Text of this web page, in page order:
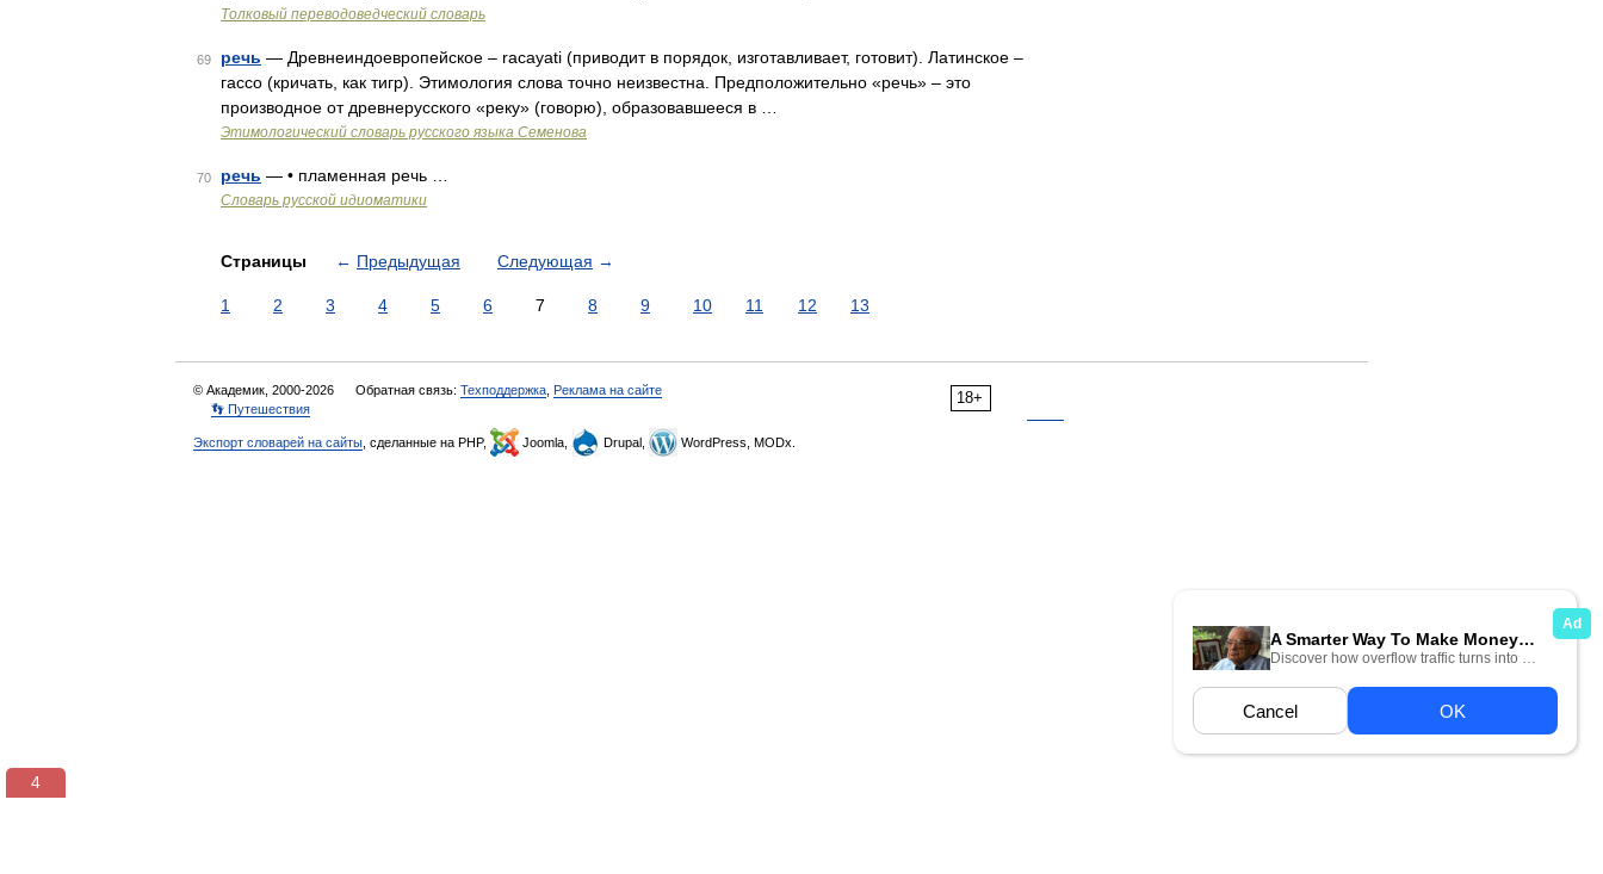
Толковый переводоведческий словарь
69 речь — Древнеиндоевропейское – racayati (приводит в порядок, изготавливает, готовит). Латинское –
гассо (кричать, как тигр). Этимология слова точно неизвестна. Предположительно «речь» – это
производное от древнерусского «реку» (говорю), образовавшееся в …
Этимологический словарь русского языка Семенова
70 речь — • пламенная речь …
Словарь русской идиоматики
Страницы ← Предыдущая Следующая →
1 2 3 4 5 6 7 8 9 10 11 12 13
18+
© Академик, 2000-2026 Обратная связь: Техподдержка Реклама на сайте
👣 Путешествия
Экспорт словарей на сайты , сделанные на PHP, Joomla, Drupal, WordPress, MODx.
3